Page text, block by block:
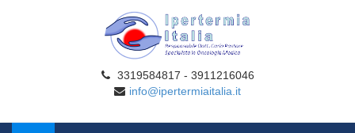
3319584817 - 3911216046
info@ipertermiaitalia.it